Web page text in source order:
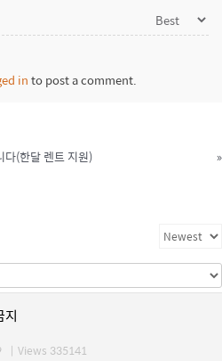
into post a comment.
(한달 렌트 지원)
»
지
| Views 335141